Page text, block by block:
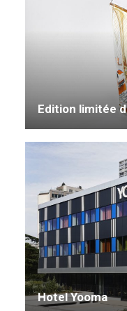
Edition limitée
Hotel Yooma